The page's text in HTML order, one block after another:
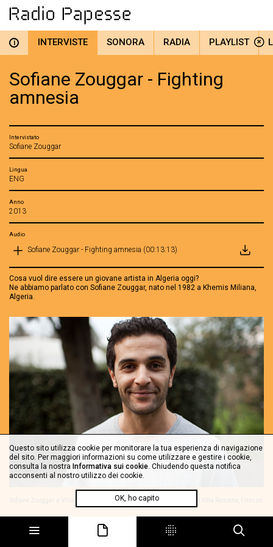
i INTERVISTE SONORA RADIA PLAYLIST
Sofiane Zouggar - Fighting
amnesia
Intervistato
Sofiane Zouggar
Lingua
ENG
Anno
2013
Audio
Sofiane Zouggar - Fighting amnesia (00:13:13)
Cosa vuol dire essere un giovane artista in Algeria oggi?
Ne abbiamo parlato con Sofiane Zouggar, nato nel 1982 a Khemis Miliana,
Algeria.
Sofiane Zouggar a Villa Romana, 2013. Foto: Giacomo Laser, Archivio Villa Romana, Firenze.
Lo abbiamo incontrato a Firenze nella prima vera del 2013, quando è stato
inviato per una residenza aVilla Romana
. Nel corso delle settimane
Questo sito utilizza cookie per monitorare la tua esperienza di navigazione
del sito. Per maggiori informazioni su come utilizzare e gestire i cookie,
consulta la nostra Informativa sui cookie. Chiudendo questa notifica
acconsenti al nostro utilizzo dei cookie.
OK, ho capito